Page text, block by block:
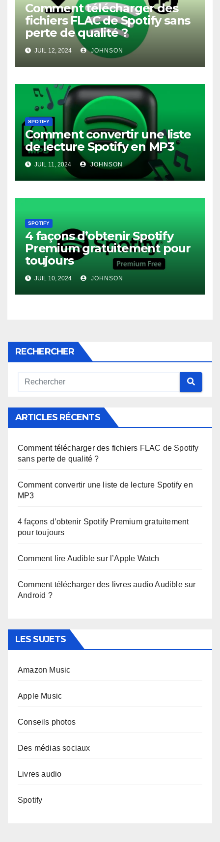
Comment télécharger des
fichiers FLAC de Spotify sans
perte de qualité ?
JUIL 12, 2024 JOHNSON
SPOTIFY
Comment convertir une liste
de lecture Spotify en MP3
JUIL 11, 2024 JOHNSON
SPOTIFY
4 façons d’obtenir Spotify
Premium gratuitement pour
toujours
JUIL 10, 2024 JOHNSON
RECHERCHER
ARTICLES RÉCENTS
Comment télécharger des fichiers FLAC de Spotify
sans perte de qualité ?
Comment convertir une liste de lecture Spotify en
MP3
4 façons d’obtenir Spotify Premium gratuitement
pour toujours
Comment lire Audible sur l’Apple Watch
Comment télécharger des livres audio Audible sur
Android ?
LES SUJETS
Amazon Music
Apple Music
Conseils photos
Des médias sociaux
Livres audio
Spotify